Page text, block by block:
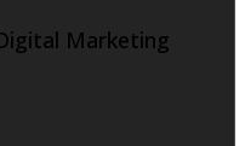
Marketing